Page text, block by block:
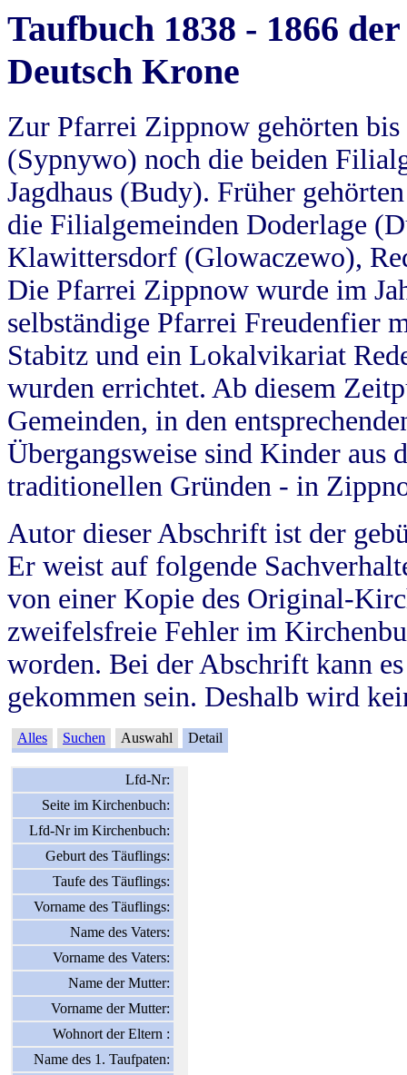
Taufbuch 1838 - 1866
Deutsch Krone
Zur Pfarrei Zippnow gehörten
(Sypnywo) noch die beiden
Jagdhaus (Budy). Früher
die Filialgemeinden Doderlage
Klawittersdorf (Glowaczewo),
Die Pfarrei Zippnow wurde im
selbständige Pfarrei Freudenfier
Stabitz und ein Lokalvikariat
wurden errichtet. Ab diesem
Gemeinden, in den
Übergangsweise sind Kinder aus
traditionellen Gründen - in
Autor dieser Abschrift ist der
Er weist auf folgende
von einer Kopie des Original-
zweifelsfreie Fehler im
worden. Bei der Abschrift kann
gekommen sein. Deshalb wird
Alles Suchen Auswahl Detail
Lfd-Nr:
Seite im Kirchenbuch:
Lfd-Nr im Kirchenbuch:
Geburt des Täuflings:
Taufe des Täuflings:
Vorname des Täuflings:
Name des Vaters:
Vorname des Vaters:
Name der Mutter:
Vorname der Mutter:
Wohnort der Eltern :
Name des 1. Taufpaten: